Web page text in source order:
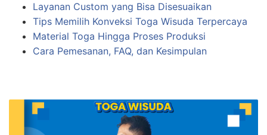
Layanan Custom yang Bisa Disesuaikan
Tips Memilih Konveksi Toga Wisuda Terpercaya
Material Toga Hingga Proses Produksi
Cara Pemesanan, FAQ, dan Kesimpulan